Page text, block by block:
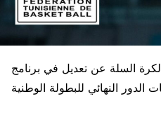
لكرة السلة عن تعديل في برنامج
الدور النهائي للبطولة الوطنية